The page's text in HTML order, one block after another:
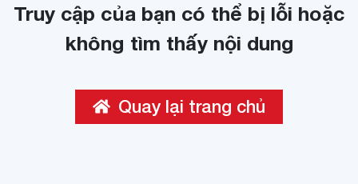
Truy cập của bạn có thể bị lỗi hoặc
không tìm thấy nội dung
Quay lại trang chủ